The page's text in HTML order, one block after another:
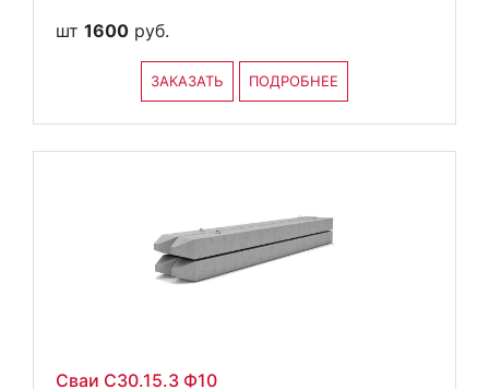
шт 1600 руб.
ЗАКАЗАТЬ ПОДРОБНЕЕ
Сваи С30.15.3 Ф10